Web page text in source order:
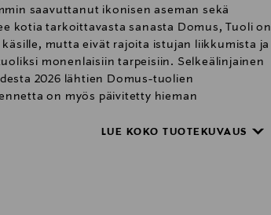
saavuttanut ikonisen aseman sekä
kotia tarkoittavasta sanasta Domus, Tuoli on
mutta eivät rajoita istujan liikkumista ja
monenlaisiin tarpeisiin. Selkeälinjainen
2026 lähtien Domus-tuolien
on myös päivitetty hieman
selkänoja ovat mustaksi petsattua muotoon
LUE KOKO TUOTEKUVAUS